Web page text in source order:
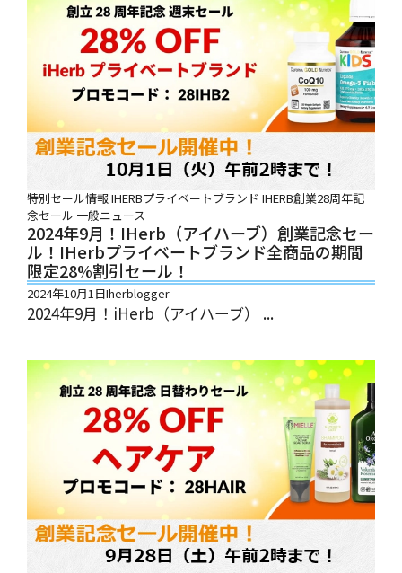
特別セール情報IHERBプライベートブランド IHERB創業28周年記
念セール 一般ニュース
2024年9月！iHerb（アイハーブ）創業記念セー
ル！iHerbプライベートブランド全商品の期間
限定28%割引セール！
2024年10月1日Iherblogger
2024年9月！iHerb（アイハーブ） ...